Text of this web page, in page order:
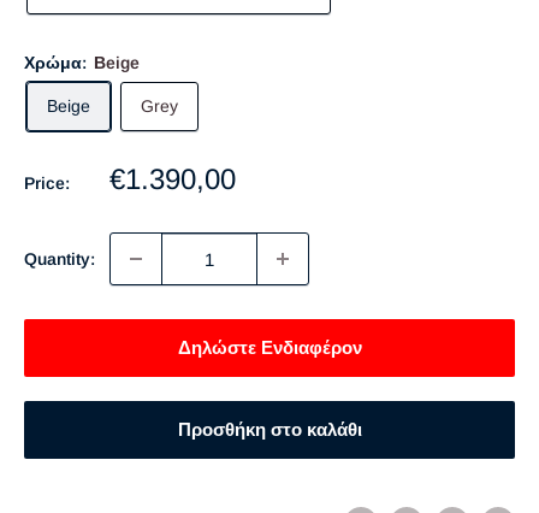
Χρώμα: Βeige
Βeige Grey
Price:
Sale
€1.390,00
Quantity:
Δηλώστε Ενδιαφέρον
Προσθήκη στο καλάθι